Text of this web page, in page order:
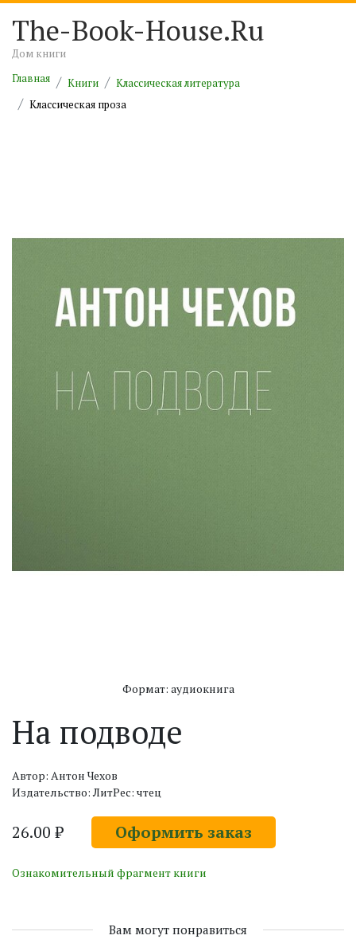
The-Book-House.Ru
Дом книги
Главная
Книги
Классическая литература
Классическая проза
Формат: аудиокнига
На подводе
Автор: Антон Чехов
Издательство: ЛитРес: чтец
26.00 ₽ Оформить заказ
Ознакомительный фрагмент книги
Вам могут понравиться